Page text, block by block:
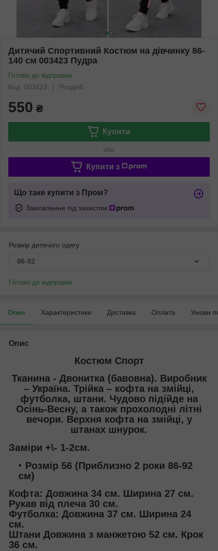
Дитячий Спортивний Костюм на дівчинку 86-
140 см 003423 Пудра
Готово до відправки
Код: 003423
Роздріб
550 ₴
Купити
або
Купити з
Що таке купити з Пром?
Замовлення під захистом
Розмір дитячого одягу
86-92
Готово до відправки
Опис Характеристики Доставка Оплата Умови
Опис
Костюм Спорт
Тканина - Двонитка (бавовна). Виробник
– Україна. Трійка – кофта на змійці,
футболка, штани. Чудово підійде на
Осінь-Весну, а також прохолодні літні
вечори. Верхня кофта на змійці, у
штанах шнурок.
Заміри +\- 1-2см.
Розмір 56 (Приблизно 2 роки 86-92
см)
Кофта: Довжина 34 см. Ширина 27 см.
Рукав від плеча 30 см.
Футболка: Довжина 37 см. Ширина 24
см.
Штани Довжина з манжетою 52 см. Крок
36 см.